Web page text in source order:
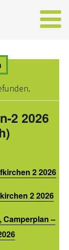
2 2026
2 2026
2 2026
–